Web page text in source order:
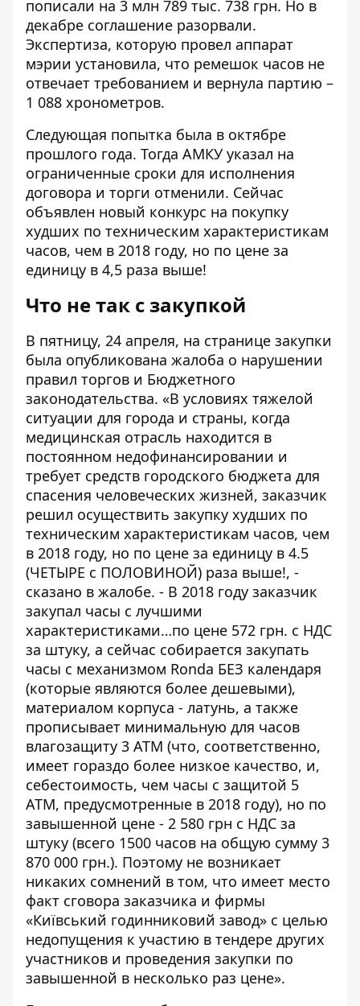
пописали на 3 млн 789 тыс. 738 грн. Но в
декабре соглашение разорвали.
Экспертиза, которую провел аппарат
мэрии установила, что ремешок часов не
отвечает требованием и вернула партию –
1 088 хронометров.
Следующая попытка была в октябре
прошлого года. Тогда АМКУ указал на
ограниченные сроки для исполнения
договора и торги отменили. Сейчас
объявлен новый конкурс на покупку
худших по техническим характеристикам
часов, чем в 2018 году, но по цене за
единицу в 4,5 раза выше!
Что не так с закупкой
В пятницу, 24 апреля, на странице закупки
была опубликована жалоба о нарушении
правил торгов и Бюджетного
законодательства. «В условиях тяжелой
ситуации для города и страны, когда
медицинская отрасль находится в
постоянном недофинансировании и
требует средств городского бюджета для
спасения человеческих жизней, заказчик
решил осуществить закупку худших по
техническим характеристикам часов, чем
в 2018 году, но по цене за единицу в 4.5
(ЧЕТЫРЕ с ПОЛОВИНОЙ) раза выше!, -
сказано в жалобе. - В 2018 году заказчик
закупал часы с лучшими
характеристиками…по цене 572 грн. с НДС
за штуку, а сейчас собирается закупать
часы с механизмом Ronda БЕЗ календаря
(которые являются более дешевыми),
материалом корпуса - латунь, а также
прописывает минимальную для часов
влагозащиту 3 АТМ (что, соответственно,
имеет гораздо более низкое качество, и,
себестоимость, чем часы с защитой 5
АТМ, предусмотренные в 2018 году), но по
завышенной цене - 2 580 грн с НДС за
штуку (всего 1500 часов на общую сумму 3
870 000 грн.). Поэтому не возникает
никаких сомнений в том, что имеет место
факт сговора заказчика и фирмы
«Київський годинниковий завод» с целью
недопущения к участию в тендере других
участников и проведения закупки по
завышенной в несколько раз цене».